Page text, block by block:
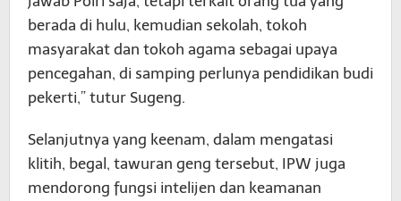
berada di hulu, kemudian sekolah, tokoh
masyarakat dan tokoh agama sebagai upaya
pencegahan, di samping perlunya pendidikan budi
pekerti,” tutur Sugeng.
Selanjutnya yang keenam, dalam mengatasi
klitih, begal, tawuran geng tersebut, IPW juga
mendorong fungsi intelijen dan keamanan